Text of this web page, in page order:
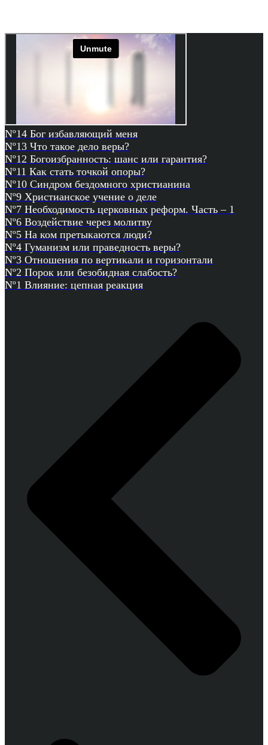
Nº14 Бог избавляющий меня
Nº13 Что такое дело веры?
Nº12 Богоизбранность: шанс или гарантия?
Nº11 Как стать точкой опоры?
Nº10 Синдром бездомного христианина
Nº9 Христианское учение о деле
Nº7 Необходимость церковных реформ. Часть – 1
Nº6 Воздействие через молитву
Nº5 На ком претыкаются люди?
Nº4 Гуманизм или праведность веры?
Nº3 Отношения по вертикали и горизонтали
Nº2 Порок или безобидная слабость?
Nº1 Влияние: цепная реакция